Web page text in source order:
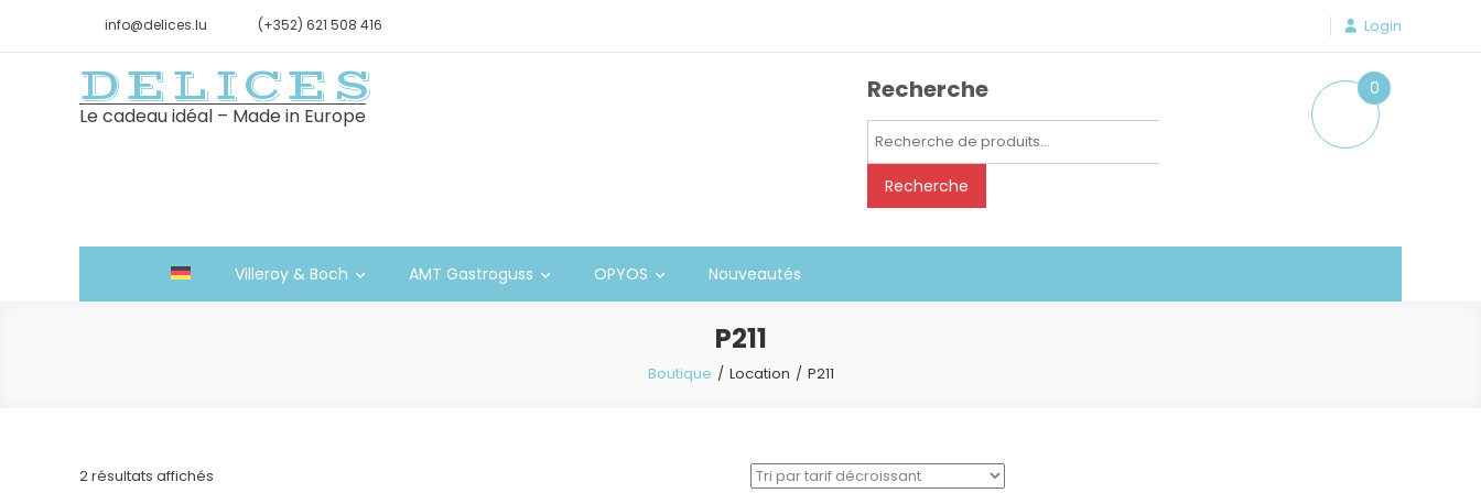
info@delices.lu (+352) 621 508 416 Login
DELICES
Le cadeau idéal – Made in Europe
Recherche
Recherche
Recherche
0
item
Villeroy & Boch AMT Gastroguss OPYOS Nouveautés
P211
Boutique Location P211
2 résultats affichés